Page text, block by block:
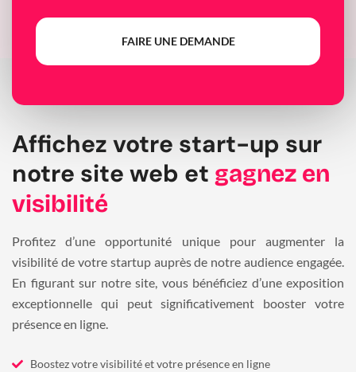
FAIRE UNE DEMANDE
Affichez votre start-up sur
notre site web et gagnez en
visibilité
Profitez d’une opportunité unique pour augmenter la
visibilité de votre startup auprès de notre audience engagée.
En figurant sur notre site, vous bénéficiez d’une exposition
exceptionnelle qui peut significativement booster votre
présence en ligne.
Boostez votre visibilité et votre présence en ligne